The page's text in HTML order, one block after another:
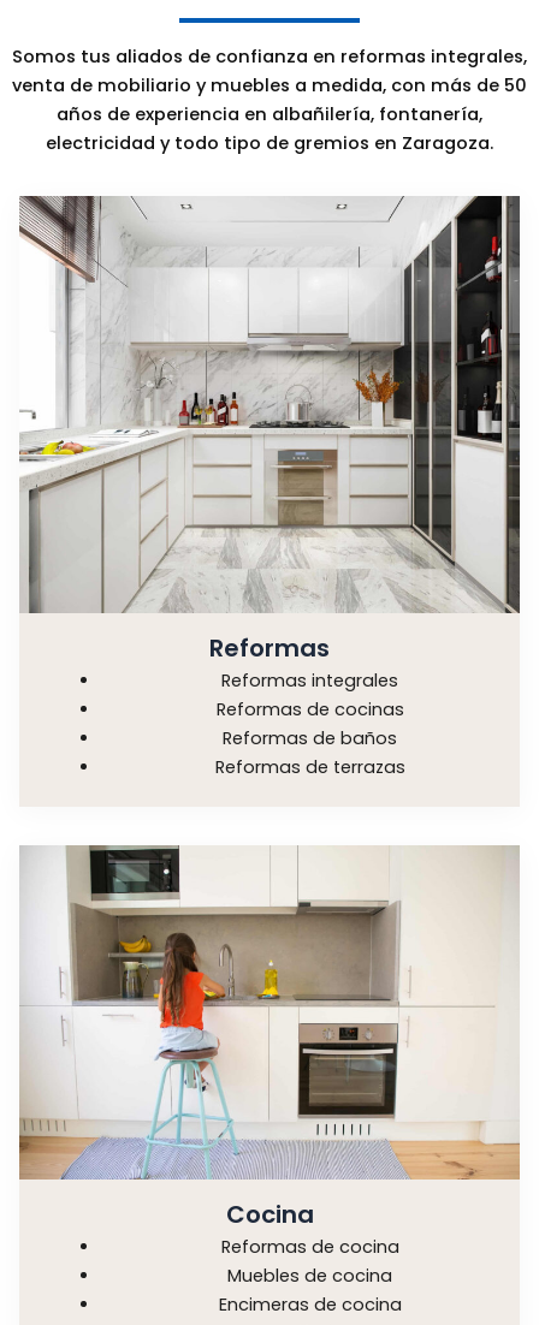
Somos tus aliados de confianza en reformas integrales,
venta de mobiliario y muebles a medida, con más de 50
años de experiencia en albañilería, fontanería,
electricidad y todo tipo de gremios en Zaragoza.
Reformas
Reformas integrales
Reformas de cocinas
Reformas de baños
Reformas de terrazas
Cocina
Reformas de cocina
Muebles de cocina
Encimeras de cocina